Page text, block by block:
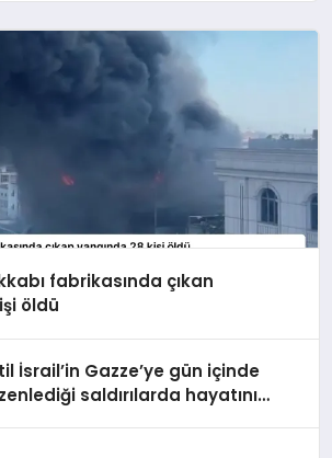
fabrikasında çıkan
öldü
İsrail’in Gazze’ye gün içinde
saldırılarda hayatını